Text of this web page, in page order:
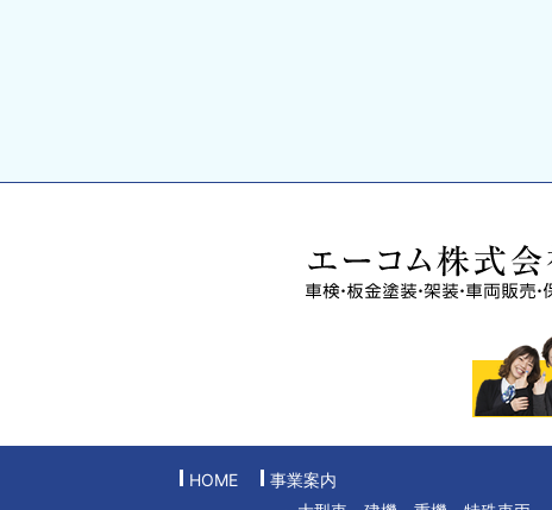
HOME
事業案内